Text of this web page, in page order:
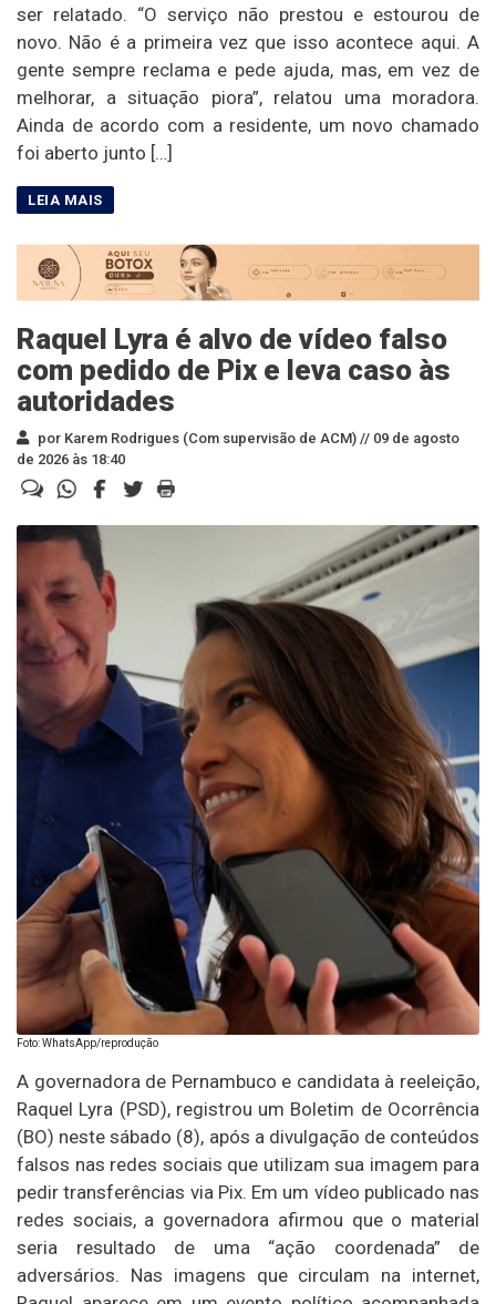
ser relatado. “O serviço não prestou e estourou de
novo. Não é a primeira vez que isso acontece aqui. A
gente sempre reclama e pede ajuda, mas, em vez de
melhorar, a situação piora”, relatou uma moradora.
Ainda de acordo com a residente, um novo chamado
foi aberto junto […]
Raquel Lyra é alvo de vídeo falso
com pedido de Pix e leva caso às
autoridades
por Karem Rodrigues (Com supervisão de ACM) // 09 de agosto
de 2026 às 18:40
Foto: WhatsApp/reprodução
A governadora de Pernambuco e candidata à reeleição,
Raquel Lyra (PSD), registrou um Boletim de Ocorrência
(BO) neste sábado (8), após a divulgação de conteúdos
falsos nas redes sociais que utilizam sua imagem para
pedir transferências via Pix. Em um vídeo publicado nas
redes sociais, a governadora afirmou que o material
seria resultado de uma “ação coordenada” de
adversários. Nas imagens que circulam na internet,